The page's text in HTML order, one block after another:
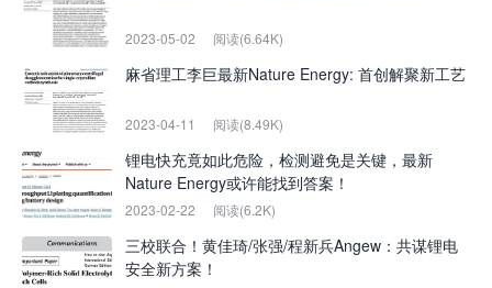
2023-05-02 阅读(6.64K)
麻省理工李巨最新Nature Energy: 首创解聚新工艺
2023-04-11 阅读(8.49K)
锂电快充竟如此危险，检测避免是关键，最新
Nature Energy或许能找到答案！
2023-02-22 阅读(6.2K)
三校联合！黄佳琦/张强/程新兵Angew：共谋锂电
安全新方案！